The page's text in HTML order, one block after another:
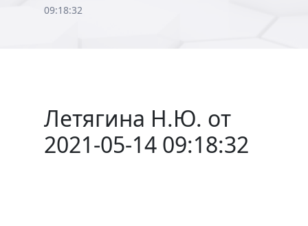
09:18:32
Летягина Н.Ю. от
2021-05-14 09:18:32